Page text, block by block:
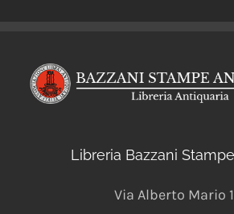
Libreria Bazzani
Via Alberto Mario